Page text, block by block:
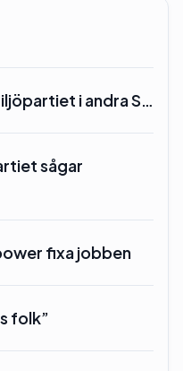
i andra S…
sågar
fixa jobben
folk”